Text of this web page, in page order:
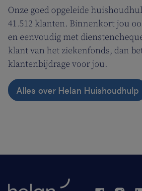
Onze goed opgeleide
41.512 klanten. Binnenkort jou
en eenvoudig met
klant van het ziekenfonds, dan
klantenbijdrage voor jou.
Alles over Helan Huishoudhulp